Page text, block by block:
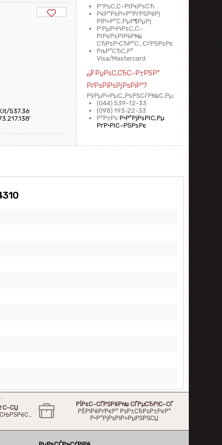
537.36
Р“РѕС‚С–РІРєРѕСЋ
РќР°РєР»Р°РґРЅРёРј
РїР»Р°С‚РµР¶РµРј
Р‘РµР·РіРѕС‚С–
РІРєРѕРІРёР№
СЂРѕР·СЂР°С…СѓРЅРѕРє
РљР°СЂС‚Р°
Visa/Mastercard
РџРѕС‚СЂС–Р±РЅР°
РґРѕРїРѕРјРѕРіР°?
РўРµР»РµС„РѕРЅСѓР№С‚Рµ:
(044) 539-12-33
(098) 193-22-33
Р°Р±Рѕ Р·Р°РјРѕРІС‚Рµ
РґР·РІС–РЅРѕРє
РЇРєС–СЃРЅРёР№ СЃРµСЂРІС–СЃ
РЁРІРёРґРєР° РѕР±СЂРѕР±РєР°
Р·Р°РјРѕРІР»РµРЅРЅСЏ